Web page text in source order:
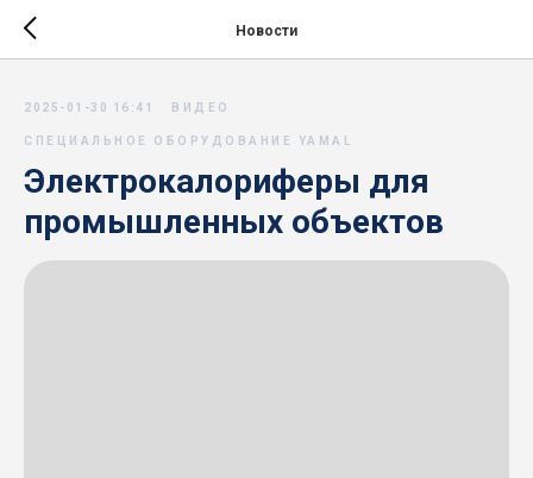
Новости
2025-01-30 16:41 ВИДЕО
СПЕЦИАЛЬНОЕ ОБОРУДОВАНИЕ YAMAL
Электрокалориферы для
промышленных объектов